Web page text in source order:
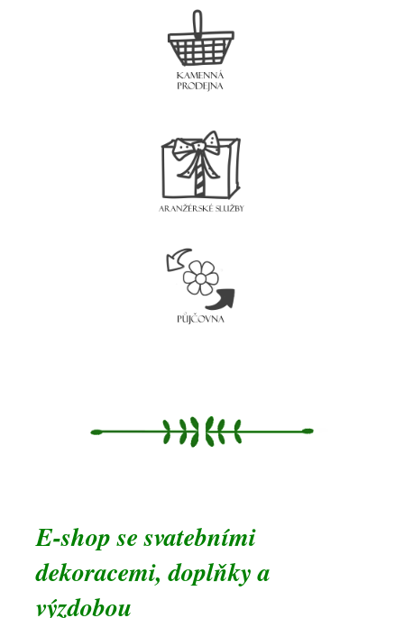
E-shop se svatebními
dekoracemi, doplňky a
výzdobou